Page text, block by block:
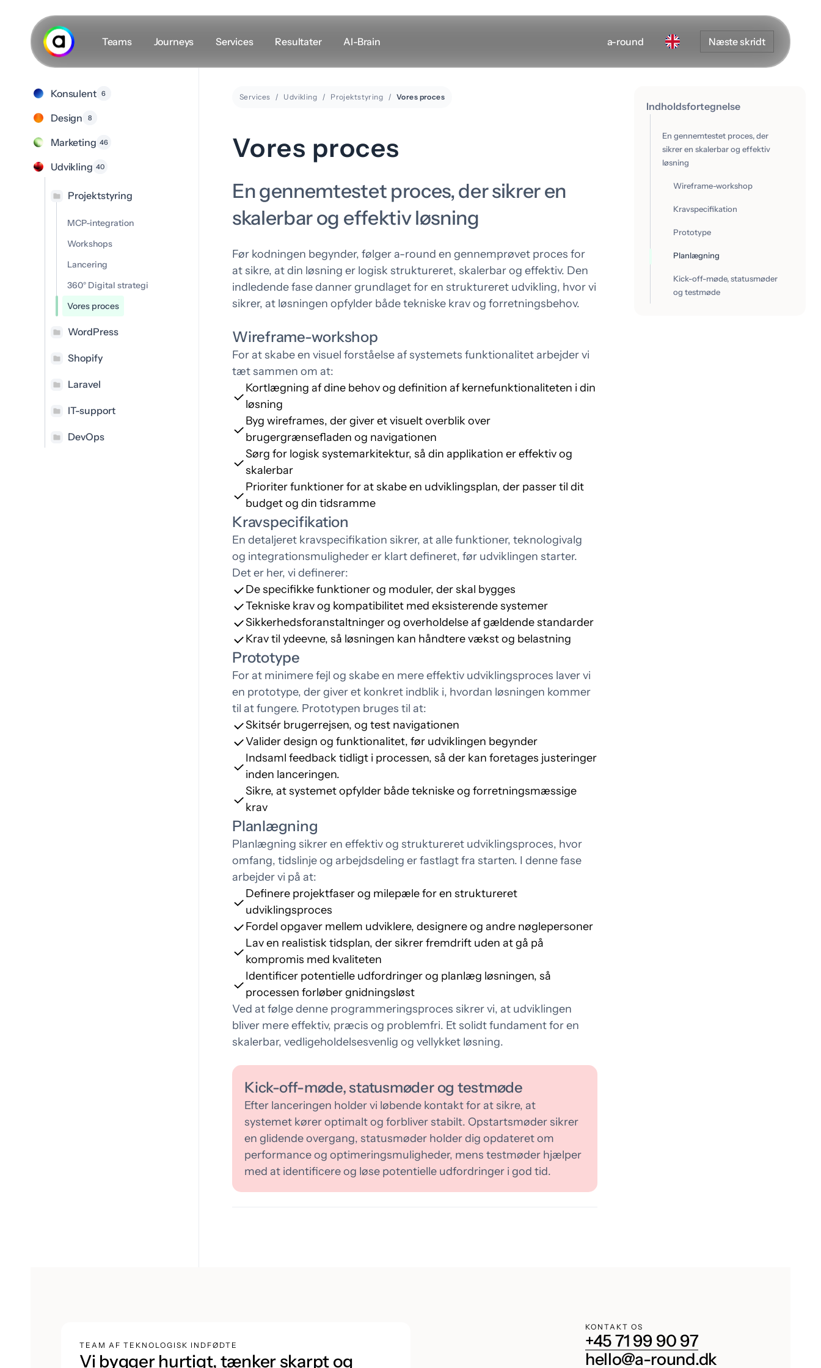
hovedindhold
Teams
Konsulent
styrker fremtiden
Design
Design til det, der
kommer bagefter
Marketing
Opmærksomhed er lånt,
men følelser er fortjent
Udvikling
Udvikling, der ikke står i
vejen for sig selv
Journeys Services Resultater AI-Brain a-round
Secret masterplan
Holdet
Karriere
Indsigt
#VLOGS
Andre links
Næste skridt
Konsulent 6
Design 8
Marketing 46
Udvikling 40
Projektstyring
MCP-integration
Workshops
Lancering
360° Digital strategi
Vores proces
WordPress
Shopify
Laravel
IT-support
DevOps
Services Udvikling Projektstyring Vores proces
Vores proces
En gennemtestet proces, der sikrer en
skalerbar og effektiv løsning
Før kodningen begynder, følger a-round en gennemprøvet proces for
at sikre, at din løsning er logisk struktureret, skalerbar og effektiv. Den
indledende fase danner grundlaget for en struktureret udvikling, hvor vi
sikrer, at løsningen opfylder både tekniske krav og forretningsbehov.
Wireframe-workshop
For at skabe en visuel forståelse af systemets funktionalitet arbejder vi
tæt sammen om at:
Kortlægning af dine behov og definition af kernefunktionaliteten i din
løsning
Byg wireframes, der giver et visuelt overblik over
brugergrænsefladen og navigationen
Sørg for logisk systemarkitektur, så din applikation er effektiv og
skalerbar
Prioriter funktioner for at skabe en udviklingsplan, der passer til dit
budget og din tidsramme
Kravspecifikation
En detaljeret kravspecifikation sikrer, at alle funktioner, teknologivalg
og integrationsmuligheder er klart defineret, før udviklingen starter.
Det er her, vi definerer:
De specifikke funktioner og moduler, der skal bygges
Tekniske krav og kompatibilitet med eksisterende systemer
Sikkerhedsforanstaltninger og overholdelse af gældende standarder
Krav til ydeevne, så løsningen kan håndtere vækst og belastning
Prototype
For at minimere fejl og skabe en mere effektiv udviklingsproces laver vi
en prototype, der giver et konkret indblik i, hvordan løsningen kommer
til at fungere. Prototypen bruges til at:
Skitsér brugerrejsen, og test navigationen
Valider design og funktionalitet, før udviklingen begynder
Indsaml feedback tidligt i processen, så der kan foretages justeringer
inden lanceringen.
Sikre, at systemet opfylder både tekniske og forretningsmæssige
krav
Planlægning
Planlægning sikrer en effektiv og struktureret udviklingsproces, hvor
omfang, tidslinje og arbejdsdeling er fastlagt fra starten. I denne fase
arbejder vi på at:
Definere projektfaser og milepæle for en struktureret
udviklingsproces
Fordel opgaver mellem udviklere, designere og andre nøglepersoner
Lav en realistisk tidsplan, der sikrer fremdrift uden at gå på
kompromis med kvaliteten
Identificer potentielle udfordringer og planlæg løsningen, så
processen forløber gnidningsløst
Ved at følge denne programmeringsproces sikrer vi, at udviklingen
bliver mere effektiv, præcis og problemfri. Et solidt fundament for en
skalerbar, vedligeholdelsesvenlig og vellykket løsning.
Kick-off-møde, statusmøder og testmøde
Efter lanceringen holder vi løbende kontakt for at sikre, at
systemet kører optimalt og forbliver stabilt. Opstartsmøder sikrer
en glidende overgang, statusmøder holder dig opdateret om
performance og optimeringsmuligheder, mens testmøder hjælper
med at identificere og løse potentielle udfordringer i god tid.
Indholdsfortegnelse
En gennemtestet proces, der
sikrer en skalerbar og effektiv
løsning
Wireframe-workshop
Kravspecifikation
Prototype
Planlægning
Kick-off-møde, statusmøder
og testmøde
TEAM AF TEKNOLOGISK INDFØDTE
Vi bygger hurtigt, tænker skarpt og
KONTAKT OS
+45 71 99 90 97
hello@a-round.dk